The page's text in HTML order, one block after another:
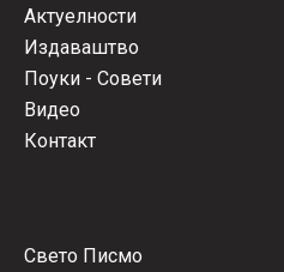
Актуелности
Издаваштво
Поуки - Совети
Видео
Контакт
Свето Писмо